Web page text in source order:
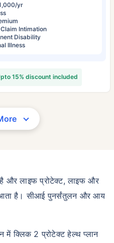
yr
Intimation
Disability
Illness
15% discount included
है और लाइफ प्रोटेक्ट, लाइफ और
है। सीआई पुनर्संतुलन और आय
में क्लिक 2 प्रोटेक्ट हेल्थ प्लान